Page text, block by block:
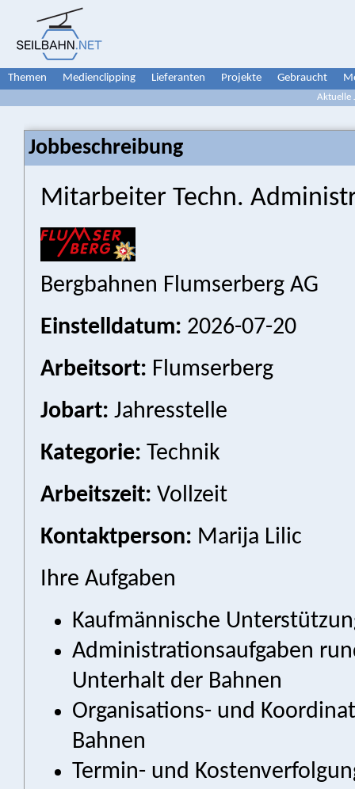
Themen Medienclipping Lieferanten Projekte Gebraucht
Aktuelle
Jobbeschreibung
Mitarbeiter Techn.
Bergbahnen Flumserberg AG
Einstelldatum: 2026-07-20
Arbeitsort: Flumserberg
Jobart: Jahresstelle
Kategorie: Technik
Arbeitszeit: Vollzeit
Kontaktperson: Marija Lilic
Ihre Aufgaben
Kaufmännische
Administrationsaufgaben
Unterhalt der Bahnen
Organisations- und
Bahnen
Termin- und